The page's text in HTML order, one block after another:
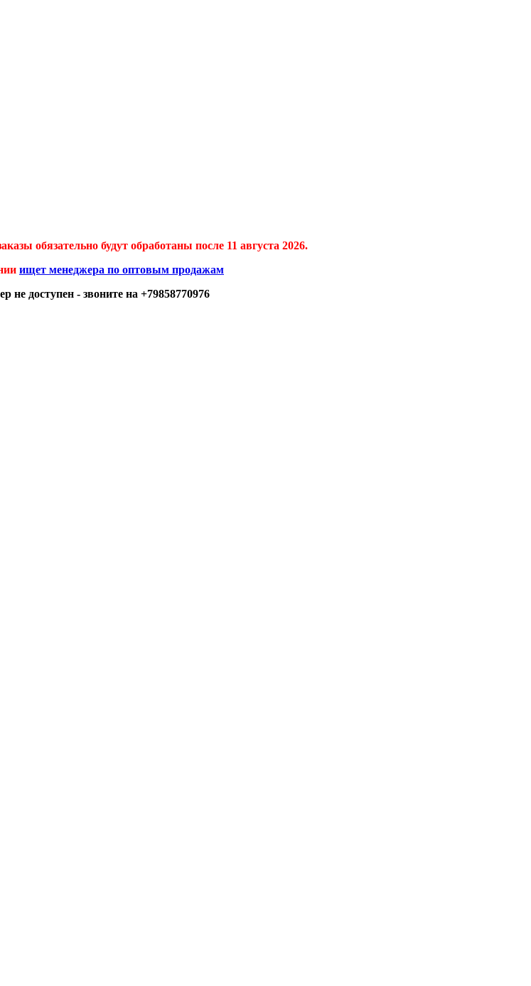
обязательно будут обработаны после 11 августа 2026.
ищет менеджера по оптовым продажам
не доступен - звоните на +79858770976